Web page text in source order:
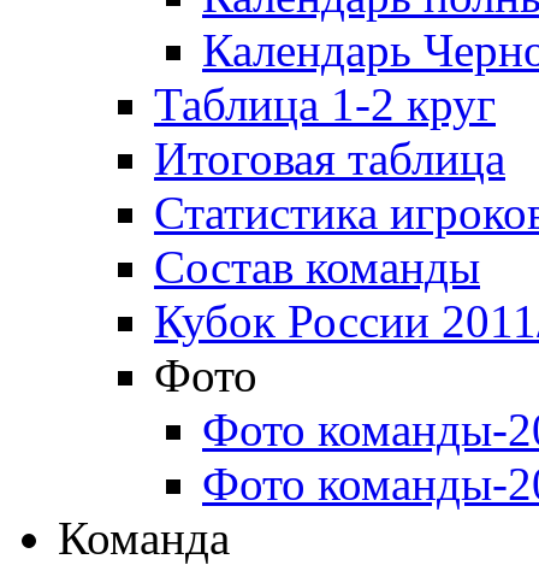
Календарь
Таблица 1-2 круг
Итоговая таблица
Статистика
Состав команды
Кубок России
Фото
Фото команды-
Фото команды-
Команда